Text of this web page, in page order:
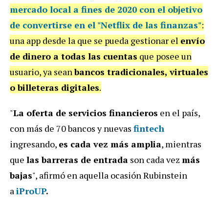
mercado local a fines de 2020 con el objetivo
de convertirse en el "Netflix de las finanzas":
una app desde la que se pueda gestionar el envío
de dinero a todas las cuentas que posee un
usuario, ya seanbancos tradicionales, virtuales
o billeteras digitales.
"La oferta de servicios financieros en el país,
con más de 70 bancos y nuevas fintech
ingresando, es cada vez más amplia, mientras
que las barreras de entrada son cada vez más
bajas", afirmó en aquella ocasión Rubinstein
aiProUP.